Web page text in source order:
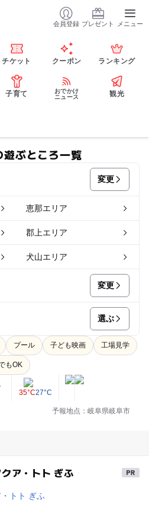
会員登録 プレゼント メニュー
チケット クーポン ランキング
子育て
おでかけ
ニュース
観光
ぶところ一覧
変更
恵那エリア
郡上エリア
犬山エリア
変更
選ぶ
プール 子ども映画 工場見学
もOK
35°C27°C
予報地点：岐阜県岐阜市
ア・トト ぎふ